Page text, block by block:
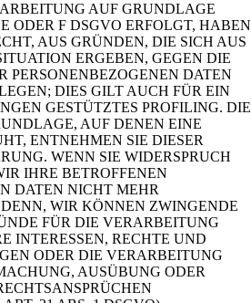
AUF GRUNDLAGE
ODER F DSGVO ERFOLGT, HABEN
AUS GRÜNDEN, DIE SICH AUS
ERGEBEN, GEGEN DIE
PERSONENBEZOGENEN DATEN
DIES GILT AUCH FÜR EIN
GESTÜTZTES PROFILING. DIE
AUF DENEN EINE
ENTNEHMEN SIE DIESER
WENN SIE WIDERSPRUCH
IHRE BETROFFENEN
DATEN NICHT MEHR
WIR KÖNNEN ZWINGENDE
FÜR DIE VERARBEITUNG
INTERESSEN, RECHTE UND
ODER DIE VERARBEITUNG
AUSÜBUNG ODER